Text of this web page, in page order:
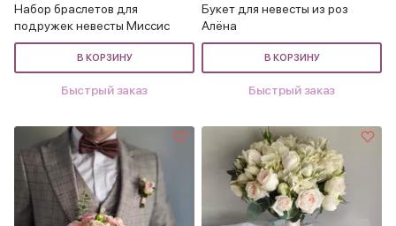
Набор браслетов для
подружек невесты Миссис
В КОРЗИНУ
Быстрый заказ
Букет для невесты из роз
Алёна
В КОРЗИНУ
Быстрый заказ